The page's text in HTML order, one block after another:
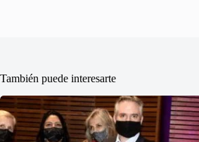
También puede interesarte